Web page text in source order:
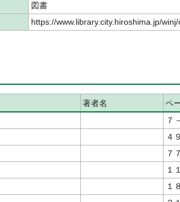
図書
https://www.library.city.hiroshima.jp/
著者名
ペ
７
４
７
１
１